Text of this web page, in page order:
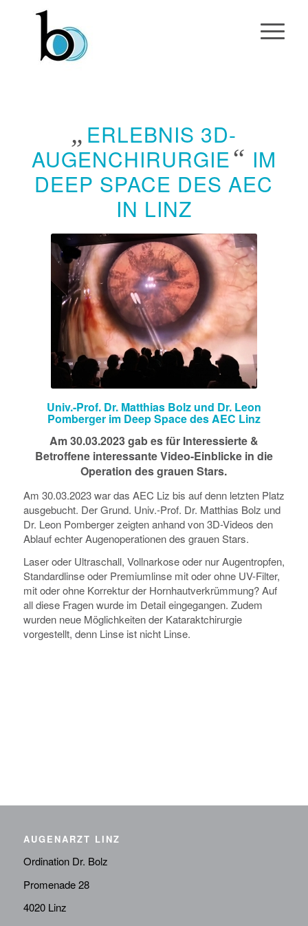
„ ERLEBNIS 3D-
AUGENCHIRURGIE“ IM
DEEP SPACE DES AEC
IN LINZ
Univ.-Prof. Dr. Matthias Bolz und Dr. Leon
Pomberger im Deep Space des AEC Linz
Am 30.03.2023 gab es für Interessierte &
Betroffene interessante Video-Einblicke in die
Operation des grauen Stars.
Am 30.03.2023 war das AEC Liz bis auf denn letzten Platz
ausgebucht. Der Grund. Univ.-Prof. Dr. Matthias Bolz und
Dr. Leon Pomberger zeigten anhand von 3D-Videos den
Ablauf echter Augenoperationen des grauen Stars.
Laser oder Ultraschall, Vollnarkose oder nur Augentropfen,
Standardlinse oder Premiumlinse mit oder ohne UV-Filter,
mit oder ohne Korrektur der Hornhautverkrümmung? Auf
all diese Fragen wurde im Detail eingegangen. Zudem
wurden neue Möglichkeiten der Kataraktchirurgie
vorgestellt, denn Linse ist nicht Linse.
AUGENARZT LINZ
Ordination Dr. Bolz
Promenade 28
4020 Linz